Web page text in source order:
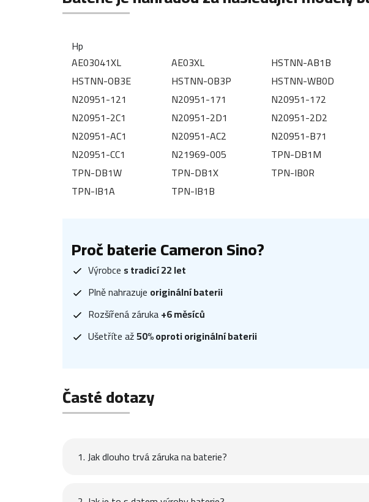
Hp
AE03041XL
AE03XL HSTNN-AB1B
HSTNN-OB3E
HSTNN-OB3P HSTNN-WB0D
N20951-121
N20951-171 N20951-172
N20951-2C1
N20951-2D1 N20951-2D2
N20951-AC1
N20951-AC2 N20951-B71
N20951-CC1
N21969-005 TPN-DB1M
TPN-DB1W
TPN-DB1X TPN-IB0R
TPN-IB1A
TPN-IB1B
Proč baterie Cameron Sino?
Výrobce s tradicí 22 let
Plně nahrazuje originální baterii
Rozšířená záruka+6 měsíců
Ušetříte až50% oproti originální baterii
Časté dotazy
1. Jak dlouho trvá záruka na baterie?